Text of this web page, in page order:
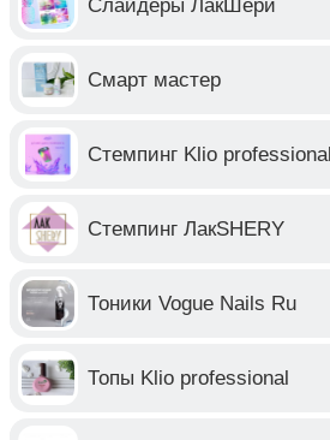
Слайдеры ЛакШери
Смарт мастер
Стемпинг Klio professional
Стемпинг ЛакSHERY
Тоники Vogue Nails Ru
Топы Klio professional